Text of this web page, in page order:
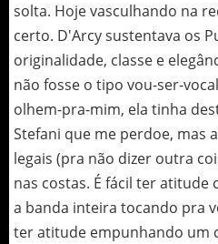
solta. Hoje vasculhando na
certo. D'Arcy sustentava os
originalidade, classe e
não fosse o tipo vou-ser-
olhem-pra-mim, ela tinha
Stefani que me perdoe, mas
legais (pra não dizer outra
nas costas. É fácil ter
a banda inteira tocando pra
ter atitude empunhando um